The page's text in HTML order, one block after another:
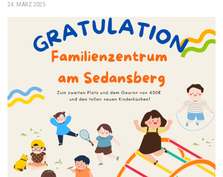
24. MÄRZ 2025